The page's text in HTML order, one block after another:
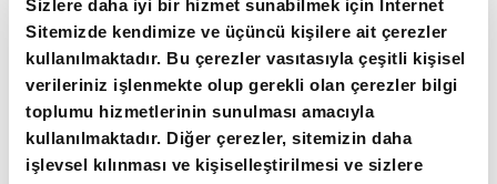
Sizlere daha iyi bir hizmet sunabilmek için İnternet
Sitemizde kendimize ve üçüncü kişilere ait çerezler
kullanılmaktadır. Bu çerezler vasıtasıyla çeşitli kişisel
verileriniz işlenmekte olup gerekli olan çerezler bilgi
toplumu hizmetlerinin sunulması amacıyla
kullanılmaktadır. Diğer çerezler, sitemizin daha
işlevsel kılınması ve kişiselleştirilmesi ve sizlere
hedef pazarlardaki fırsatları daha yakından
görmesi ve pazara giriş stratejilerini buna göre
oluşturması amaçlanıyor.